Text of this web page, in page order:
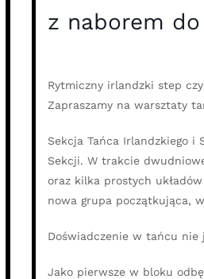
z naborem
Rytmiczny irlandzki step
Zapraszamy na warsztaty
Sekcja Tańca Irlandzkiego i
Sekcji. W trakcie
oraz kilka prostych
nowa grupa początkująca,
Doświadczenie w tańcu
Jako pierwsze w bloku